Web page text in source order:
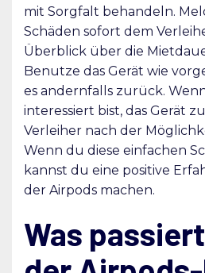
mit Sorgfalt behandeln.
Schäden sofort dem
Überblick über die
Benutze das Gerät wie
es andernfalls zurück.
interessiert bist, das Gerät
Verleiher nach der
Wenn du diese einfachen
kannst du eine positive
der Airpods machen.
Was